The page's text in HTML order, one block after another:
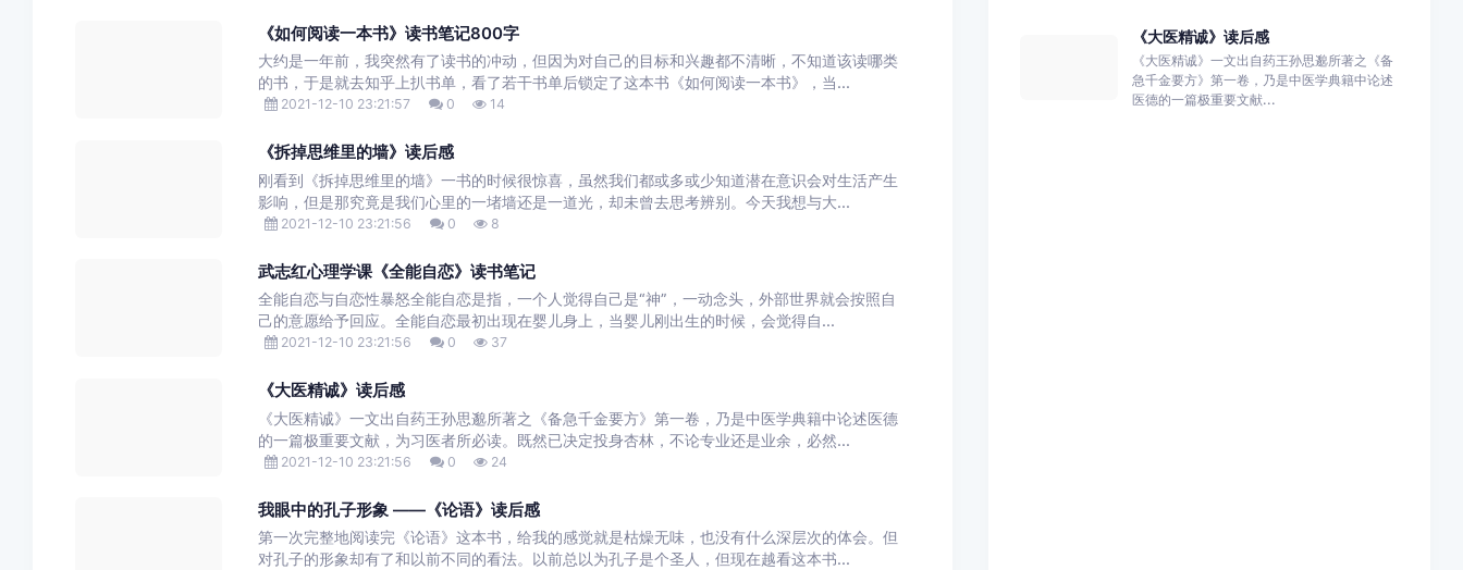
《如何阅读一本书》读书笔记800字
大约是一年前，我突然有了读书的冲动，但因为对自己的目标和兴趣都不清晰，不知道该读哪类
的书，于是就去知乎上扒书单，看了若干书单后锁定了这本书《如何阅读一本书》，当...
2021-12-10 23:21:57 0 14
《拆掉思维里的墙》读后感
刚看到《拆掉思维里的墙》一书的时候很惊喜，虽然我们都或多或少知道潜在意识会对生活产生
影响，但是那究竟是我们心里的一堵墙还是一道光，却未曾去思考辨别。今天我想与大...
2021-12-10 23:21:56 0 8
武志红心理学课《全能自恋》读书笔记
全能自恋与自恋性暴怒全能自恋是指，一个人觉得自己是“神”，一动念头，外部世界就会按照自
己的意愿给予回应。全能自恋最初出现在婴儿身上，当婴儿刚出生的时候，会觉得自...
2021-12-10 23:21:56 0 37
《大医精诚》读后感
《大医精诚》一文出自药王孙思邈所著之《备急千金要方》第一卷，乃是中医学典籍中论述医德
的一篇极重要文献，为习医者所必读。既然已决定投身杏林，不论专业还是业余，必然...
2021-12-10 23:21:56 0 24
我眼中的孔子形象 ——《论语》读后感
第一次完整地阅读完《论语》这本书，给我的感觉就是枯燥无味，也没有什么深层次的体会。但
对孔子的形象却有了和以前不同的看法。以前总以为孔子是个圣人，但现在越看这本书...
《大医精诚》读后感
《大医精诚》一文出自药王孙思邈所著之《备
急千金要方》第一卷，乃是中医学典籍中论述
医德的一篇极重要文献...